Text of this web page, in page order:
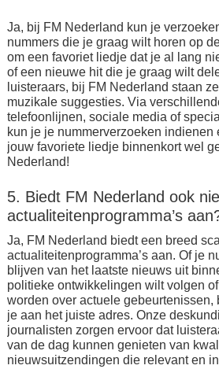
Ja, bij FM Nederland kun je
nummers die je graag wilt horen op
om een favoriet liedje dat je al lang
of een nieuwe hit die je graag wilt
luisteraars, bij FM Nederland staan
muzikale suggesties. Via
telefoonlijnen, sociale media of
kun je je nummerverzoeken indienen
jouw favoriete liedje binnenkort wel
Nederland!
5. Biedt FM Nederland ook
actualiteitenprogramma’s
Ja, FM Nederland biedt een breed
actualiteitenprogramma’s aan. Of je
blijven van het laatste nieuws uit
politieke ontwikkelingen wilt volgen
worden over actuele gebeurtenissen,
je aan het juiste adres. Onze
journalisten zorgen ervoor dat
van de dag kunnen genieten van
nieuwsuitzendingen die relevant en